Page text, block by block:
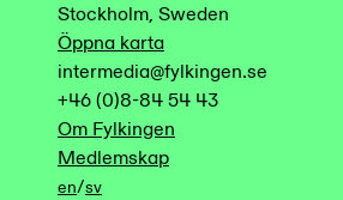
Stockholm, Sweden
Öppna karta
intermedia@fylkingen.se
+46 (0)8-84 54 43
Om Fylkingen
Medlemskap
en/sv